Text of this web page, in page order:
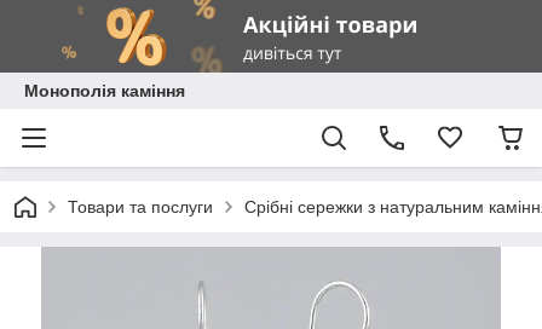
Монополія каміння
Товари та послуги Срібні сережки з натуральним